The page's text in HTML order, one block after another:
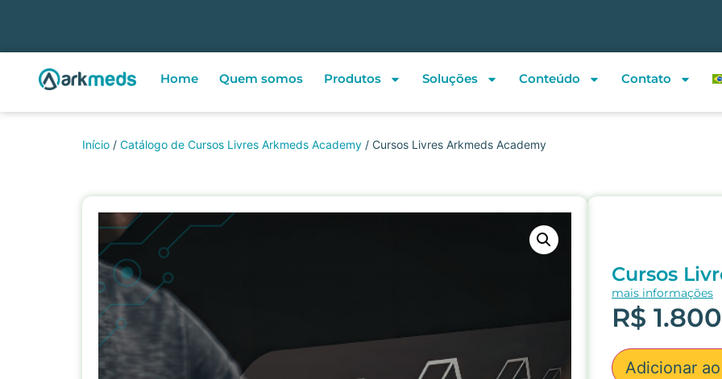
Home Quem somos Produtos Soluções Conteúdo Contato
Início / Catálogo de Cursos Livres Arkmeds Academy / Cursos Livres Arkmeds Academy
Cursos
mais informações
R$
Adicionar